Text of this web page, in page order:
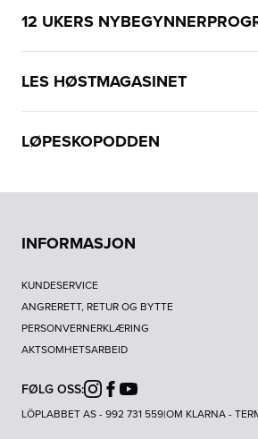
12 UKERS
LES HØSTMAGASINET
LØPESKOPODDEN
INFORMASJON
KUNDESERVICE
ANGRERETT, RETUR OG BYTTE
PERSONVERNERKLÆRING
AKTSOMHETSARBEID
FØLG OSS:Instagram
Facebook
Youtube
LÖPLABBET AS - 992 731 559|OM KLARNA-